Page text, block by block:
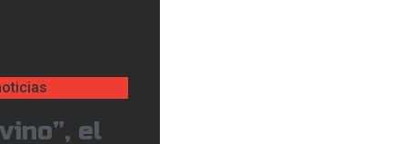
el